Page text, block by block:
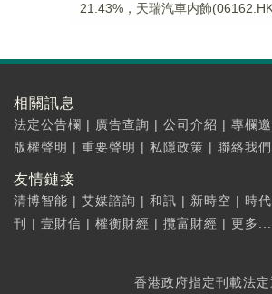
21.43%，天瑞汽車内飾
相關訊息
法定公告欄 | 廣告查詢 | 公司介紹 | 專欄
版權聲明 | 重要聲明 | 私隱政策 | 聯絡我們
友情鏈接
清博智能 | 艾媒諮詢 | 和訊 | 新時空 | 時
刊
| 壹財信 | 權衡財經 | 攬富財經 | 更多...
香港政府指定刊載法